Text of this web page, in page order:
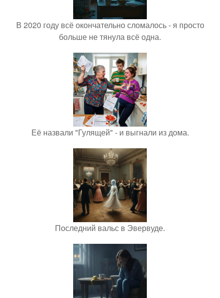
В 2020 году всё окончательно сломалось - я просто
больше не тянула всё одна.
Её назвали "Гулящей" - и выгнали из дома.
Последний вальс в Эвервуде.